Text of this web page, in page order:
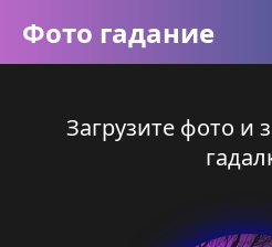
Фото гадание
Загрузите фото и